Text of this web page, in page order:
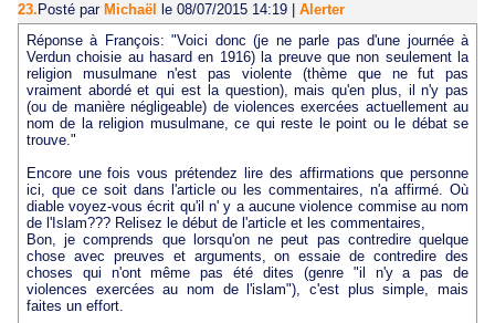
23. Posté par Michaël le 08/07/2015 14:19
Alerter
Réponse à François: "Voici donc (je ne parle pas d'une journée à
Verdun choisie au hasard en 1916) la preuve que non seulement la
religion musulmane n'est pas violente (thème que ne fut pas
vraiment abordé et qui est la question), mais qu'en plus, il n'y pas
(ou de manière négligeable) de violences exercées actuellement au
nom de la religion musulmane, ce qui reste le point ou le débat se
trouve."
Encore une fois vous prétendez lire des affirmations que personne
ici, que ce soit dans l'article ou les commentaires, n'a affirmé. Où
diable voyez-vous écrit qu'il n' y a aucune violence commise au nom
de l'Islam??? Relisez le début de l'article et les commentaires,
Bon, je comprends que lorsqu'on ne peut pas contredire quelque
chose avec preuves et arguments, on essaie de contredire des
choses qui n'ont même pas été dites (genre "il n'y a pas de
violences exercées au nom de l'islam"), c'est plus simple, mais
faites un effort.